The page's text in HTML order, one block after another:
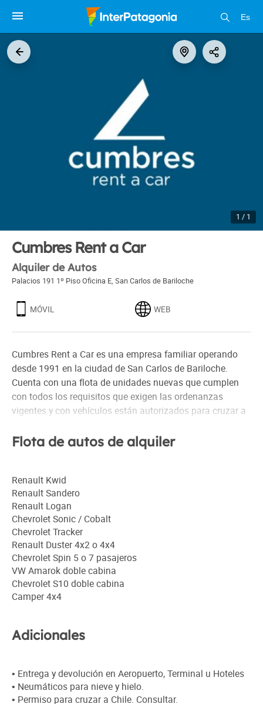
Es
1 / 1
Cumbres Rent a Car
Alquiler de Autos
Palacios 191 1º Piso Oficina E, San Carlos de Bariloche
MÓVIL WEB
Cumbres Rent a Car es una empresa familiar operando
desde 1991 en la ciudad de San Carlos de Bariloche.
Cuenta con una flota de unidades nuevas que cumplen
con todos los requisitos que exigen las ordenanzas
vigentes y con vehículos están autorizados para cruzar a
Realizamos entregas en aeropuerto, hoteles y otras
Nuestra variedad de vehículos satisface las distintas
exigencias de los visitantes pues contamos con todo tipo
de autos, económicos, automáticos, familiares, de luxe,
vans, 4x4 y utilitarios.
Flota de autos de alquiler
Renault Kwid
Renault Sandero
Renault Logan
Chevrolet Sonic / Cobalt
Chevrolet Tracker
Renault Duster 4x2 o 4x4
Chevrolet Spin 5 o 7 pasajeros
VW Amarok doble cabina
Chevrolet S10 doble cabina
Camper 4x4
Adicionales
• Entrega y devolución en Aeropuerto, Terminal u Hoteles
• Neumáticos para nieve y hielo.
• Permiso para cruzar a Chile. Consultar.